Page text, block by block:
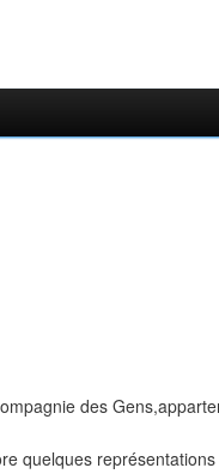
des
quelques